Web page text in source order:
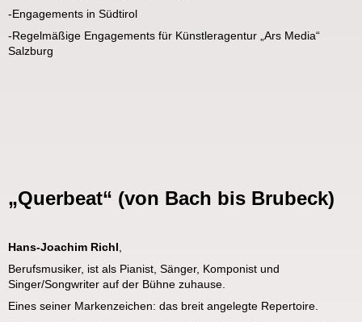
-Engagements in Südtirol
-Regelmäßige Engagements für Künstleragentur „Ars Media“
Salzburg
„Querbeat“ (von Bach bis Brubeck)
Hans-Joachim Richl,
Berufsmusiker, ist als Pianist, Sänger, Komponist und
Singer/Songwriter auf der Bühne zuhause.
Eines seiner Markenzeichen: das breit angelegte Repertoire.